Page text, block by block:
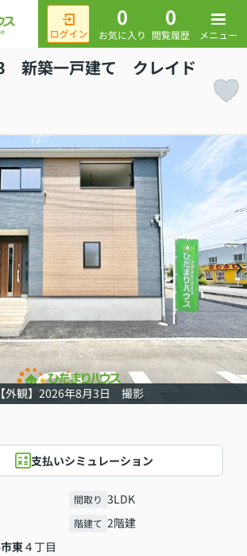
0
お気に入り
0
閲覧履歴 メニュー
新築一戸建て クレイド
【外観】2026年8月3日 撮影
支払いシミュレーション
間取り 3LDK
階建て 2階建
東４丁目